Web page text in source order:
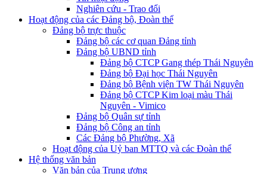
Nghiên cứu - Trao đổi
Hoạt động của các Đảng bộ, Đoàn thể
Đảng bộ trực thuộc
Đảng bộ các cơ quan Đảng tỉnh
Đảng bộ UBND tỉnh
Đảng bộ CTCP Gang thép Thái Nguyên
Đảng bộ Đại học Thái Nguyên
Đảng bộ Bệnh viện TW Thái Nguyên
Đảng bộ CTCP Kim loại màu Thái
Nguyên - Vimico
Đảng bộ Quân sự tỉnh
Đảng bộ Công an tỉnh
Các Đảng bộ Phường, Xã
Hoạt động của Uỷ ban MTTQ và các Đoàn thể
Hệ thống văn bản
Văn bản của Trung ương